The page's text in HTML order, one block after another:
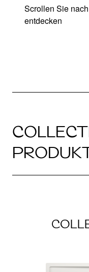
Scrollen Sie
entdecken